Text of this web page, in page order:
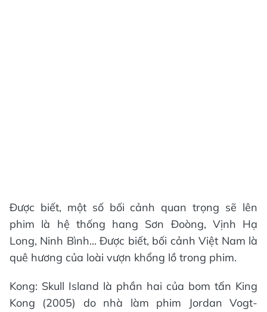
Được biết, một số bối cảnh quan trọng sẽ lên
phim là hệ thống hang Sơn Đoòng, Vịnh Hạ
Long, Ninh Bình... Được biết, bối cảnh Việt Nam là
quê hương của loài vượn khổng lồ trong phim.
Kong: Skull Island là phần hai của bom tấn King
Kong (2005) do nhà làm phim Jordan Vogt-